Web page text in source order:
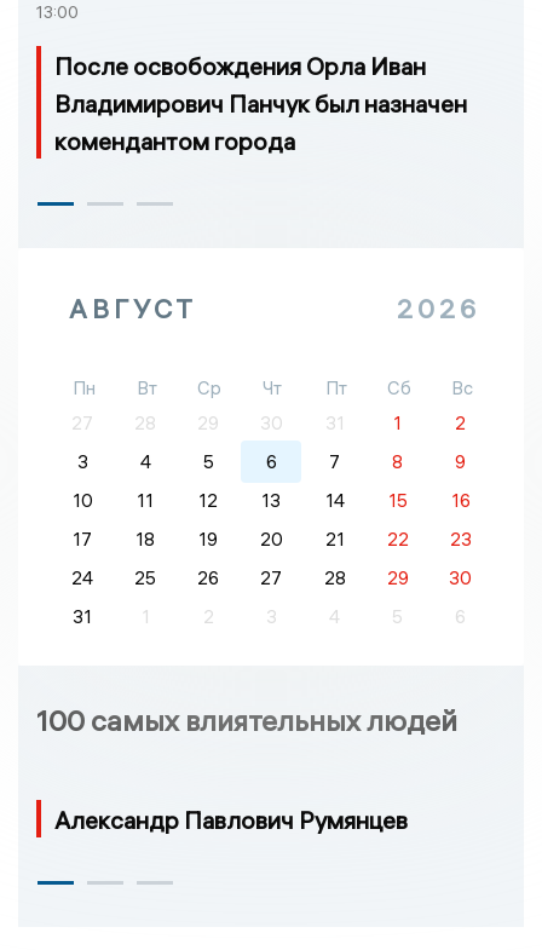
13:00
После освобождения Орла Иван
Владимирович Панчук был назначен
комендантом города
АВГУСТ 2026
Пн Вт Ср Чт Пт Сб
Вс
27
28 29 30 31 1
2
3
4 5 6 7 8
9
10
11 12 13 14 15
16
17
18 19 20 21 22
23
24
25 26 27 28 29
30
31
1 2 3 4 5 6
100 самых влиятельных людей
Александр Павлович Румянцев